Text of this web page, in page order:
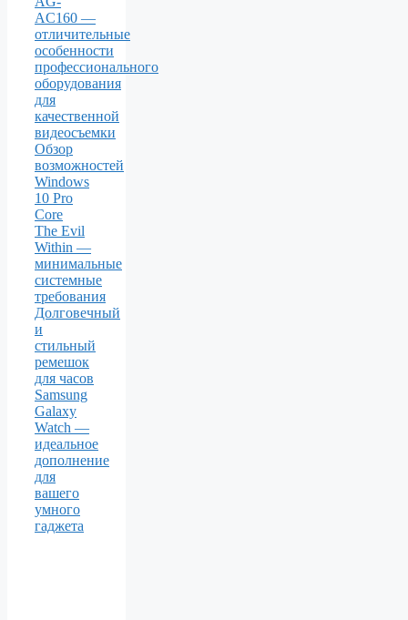
AC160 —
отличительные
особенности
профессионального
оборудования
для
качественной
видеосъемки
Обзор
возможностей
Windows
10 Pro
Core
The Evil
Within —
минимальные
системные
требования
Долговечный
и
стильный
ремешок
для часов
Samsung
Galaxy
Watch —
идеальное
дополнение
для
вашего
умного
гаджета